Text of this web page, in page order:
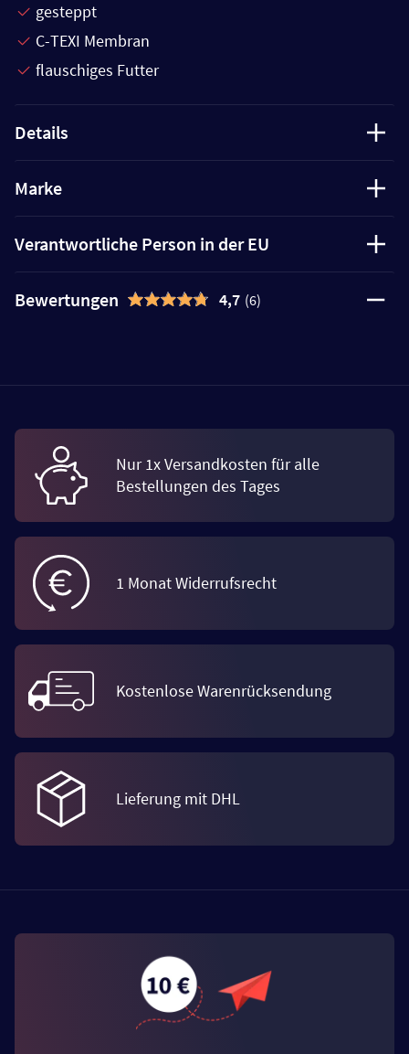
gesteppt
C-TEXI Membran
flauschiges Futter
Details
Marke
Verantwortliche Person in der EU
Bewertungen 4,7 (6)
Nur 1x Versandkosten für alle
Bestellungen des Tages
1 Monat Widerrufsrecht
Kostenlose Warenrücksendung
Lieferung mit DHL